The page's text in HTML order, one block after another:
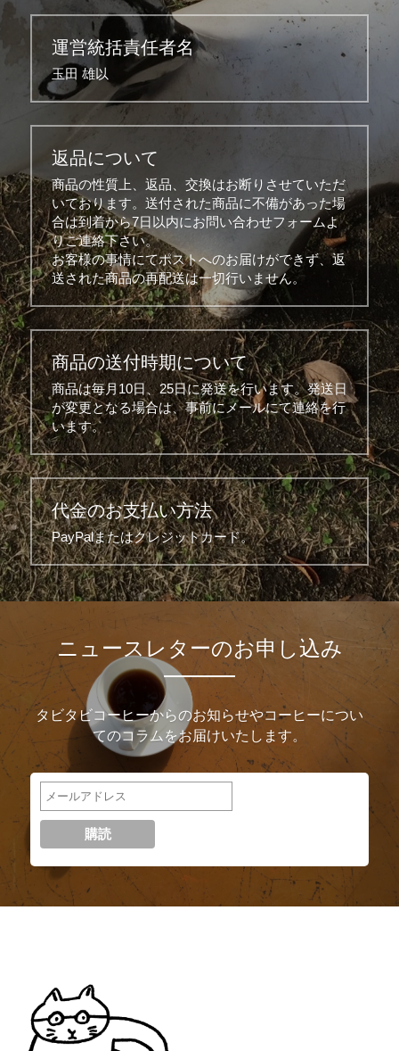
運営統括責任者名
玉田 雄以
返品について
商品の性質上、返品、交換はお断りさせていただ
いております。送付された商品に不備があった場
合は到着から7日以内にお問い合わせフォームよ
りご連絡下さい。
お客様の事情にてポストへのお届けができず、返
送された商品の再配送は一切行いません。
商品の送付時期について
商品は毎月10日、25日に発送を行います。発送日
が変更となる場合は、事前にメールにて連絡を行
います。
代金のお支払い方法
PayPalまたはクレジットカード。
ニュースレターのお申し込み
タビタビコーヒーからのお知らせやコーヒーについ
てのコラムをお届けいたします。